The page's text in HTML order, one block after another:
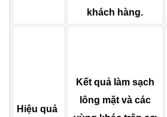
khách hàng.
Hiệu quả
Kết quả làm sạch
lông mặt và các